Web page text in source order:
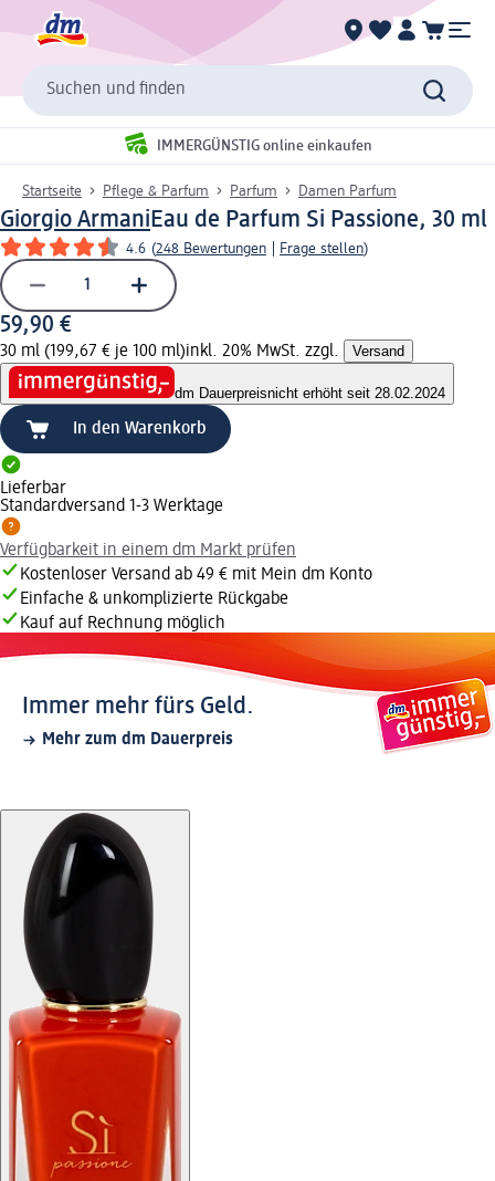
Suchen und finden
IMMERGÜNSTIG online einkaufen
Startseite Pflege & Parfum Parfum Damen Parfum
Giorgio ArmaniEau de Parfum Si Passione, 30 ml
4.6 (248 Bewertungen Frage stellen)
59,90 €
30 ml (199,67 € je 100 ml)inkl. 20% MwSt. zzgl. Versand
dm Dauerpreisnicht erhöht seit 28.02.2024
In den Warenkorb
Lieferbar
Standardversand 1-3 Werktage
Verfügbarkeit in einem dm Markt prüfen
Kostenloser Versand ab 49 € mit Mein dm Konto
Einfache & unkomplizierte Rückgabe
Kauf auf Rechnung möglich
Immer mehr fürs Geld.
Mehr zum dm Dauerpreis